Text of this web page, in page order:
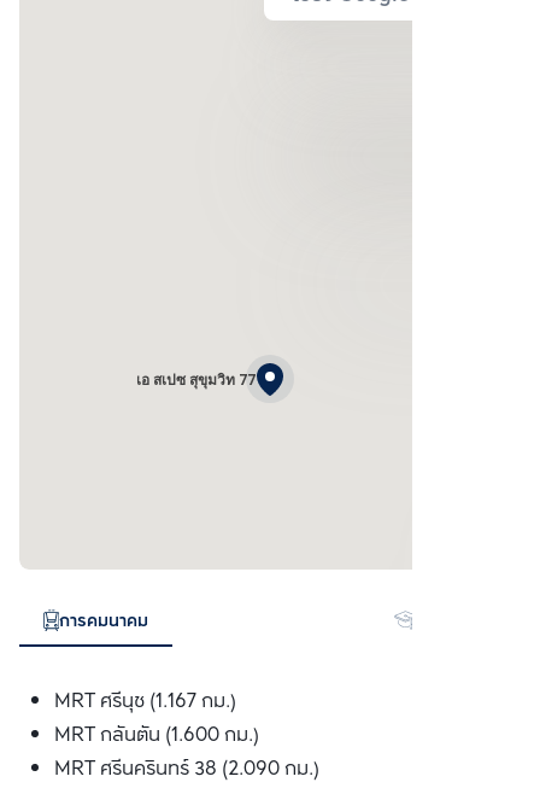
เอ สเปซ สุขุมวิท 77
การคมนาคม
MRT ศรีนุช (1.167 กม.)
MRT กลันตัน (1.600 กม.)
MRT ศรีนครินทร์ 38 (2.090 กม.)